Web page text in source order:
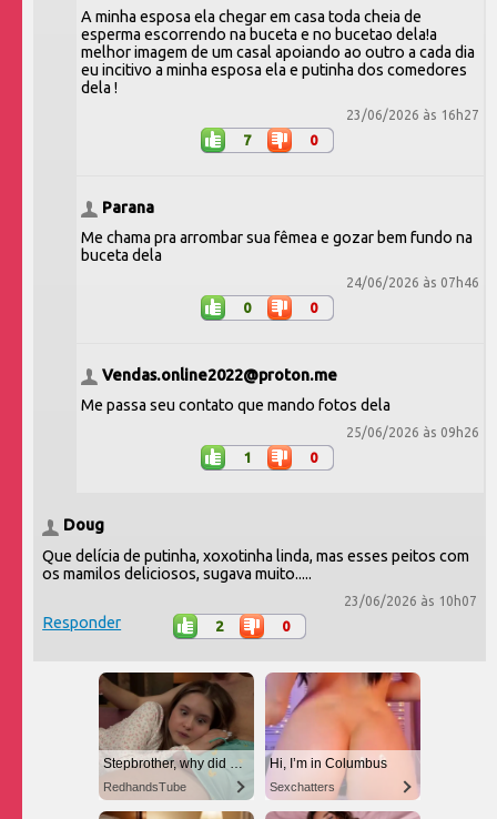
A minha esposa ela chegar em casa toda cheia de
esperma escorrendo na buceta e no bucetao dela!a
melhor imagem de um casal apoiando ao outro a cada dia
eu incitivo a minha esposa ela e putinha dos comedores
dela !
23/06/2026 às 16h27
7 0
Parana
Me chama pra arrombar sua fêmea e gozar bem fundo na
buceta dela
24/06/2026 às 07h46
0 0
Vendas.online2022@proton.me
Me passa seu contato que mando fotos dela
25/06/2026 às 09h26
1 0
Doug
Que delícia de putinha, xoxotinha linda, mas esses peitos com
os mamilos deliciosos, sugava muito.....
23/06/2026 às 10h07
Responder 2 0
Stepbrother, why did you show me your dick? Now I want to fuck you with my wet pussy
RedhandsTube
Hi, I’m in Columbus
Sexchatters